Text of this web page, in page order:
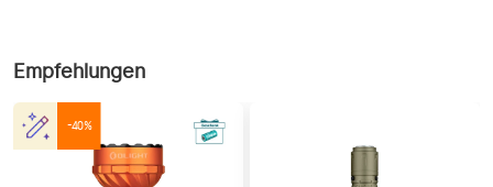
Empfehlungen
-40%